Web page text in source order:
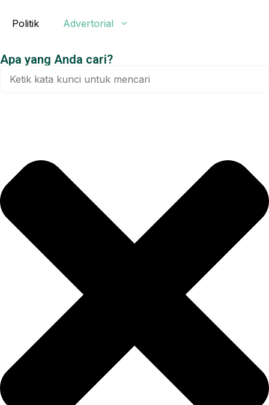
Politik Advertorial
Apa yang Anda cari?